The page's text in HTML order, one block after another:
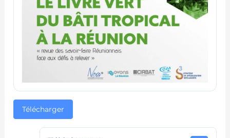
Télécharger